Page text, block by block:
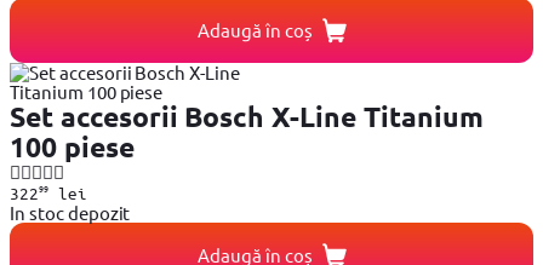
Adaugă în coș
Set accesorii Bosch X-Line Titanium
100 piese
32299lei
In stoc depozit
Adaugă în coș